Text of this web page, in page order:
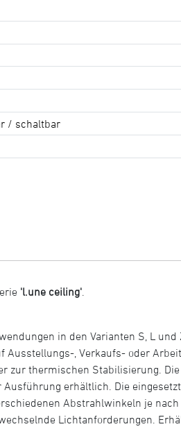
/ schaltbar
'l.une ceiling'
in den Varianten S, L
, Verkaufs- oder
zur thermischen Stabilisierung.
erhältlich. Die
Abstrahlwinkeln je
Lichtanforderungen.